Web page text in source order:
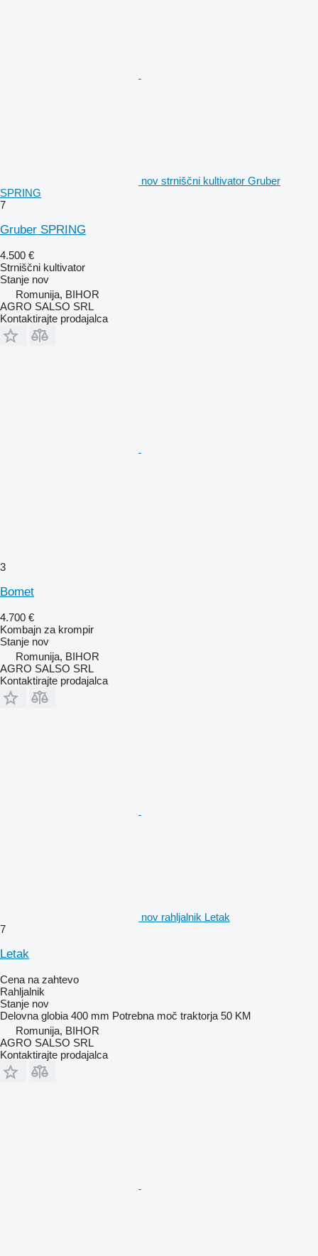
nov strniščni kultivator Gruber
SPRING
7
Gruber SPRING
4.500 €
Strniščni kultivator
Stanje nov
Romunija, BIHOR
AGRO SALSO SRL
Kontaktirajte prodajalca
3
Bomet
4.700 €
Kombajn za krompir
Stanje nov
Romunija, BIHOR
AGRO SALSO SRL
Kontaktirajte prodajalca
nov rahljalnik Letak
7
Letak
Cena na zahtevo
Rahljalnik
Stanje nov
Delovna globia 400 mm Potrebna moč traktorja 50 KM
Romunija, BIHOR
AGRO SALSO SRL
Kontaktirajte prodajalca